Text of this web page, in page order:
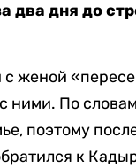
два дня до
с женой
ними. По словам
поэтому
к